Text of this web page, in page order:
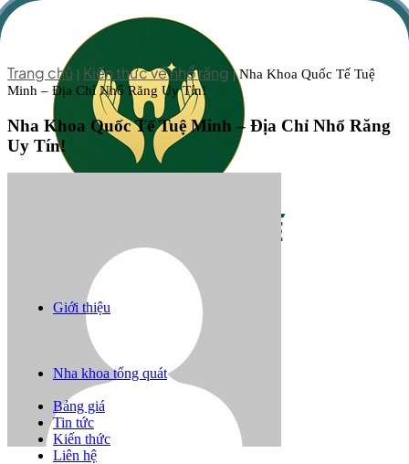
Giới thiệu
Răng sứ thẩm mỹ
Niềng răng
Trồng răng implant
Nha khoa tổng quát
Câu chuyện khách hàng
Bảng giá
Tin tức
Kiến thức
Liên hệ
Trang chủ | Kiến thức về nhổ răng |Nha Khoa Quốc Tế Tuệ
Minh – Địa Chỉ Nhổ Răng Uy Tín!
Nha Khoa Quốc Tế Tuệ Minh – Địa Chỉ Nhổ Răng
Uy Tín!